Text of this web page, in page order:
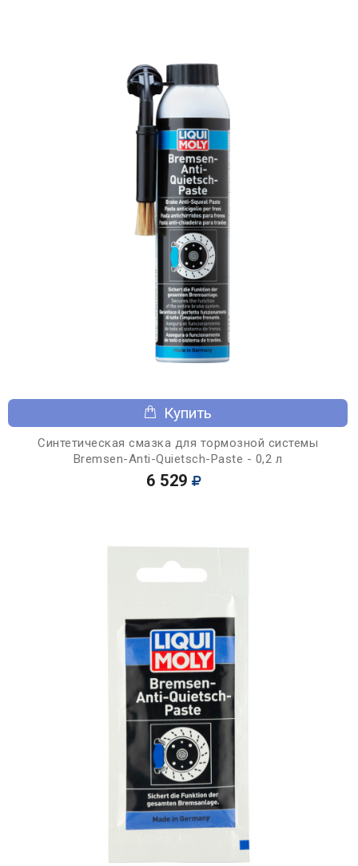
Купить
Синтетическая смазка для тормозной системы
Bremsen-Anti-Quietsch-Paste - 0,2 л
6 529